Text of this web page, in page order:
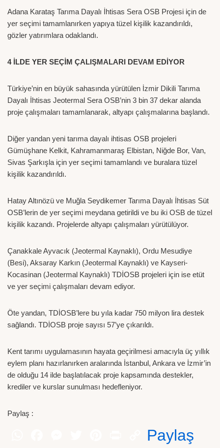
Adana Karataş Tarıma Dayalı İhtisas Sera OSB Projesi için de
yer seçimi tamamlanırken yapıya tüzel kişilik kazandırıldı,
gözler yatırımlara odaklandı.
4 İLDE YER SEÇİM ÇALIŞMALARI DEVAM EDİYOR
Türkiye’nin en büyük sahasında yürütülen İzmir Dikili Tarıma
Dayalı İhtisas Jeotermal Sera OSB’nin 3 bin 37 dekar alanda
proje çalışmaları tamamlanarak, altyapı çalışmalarına başlandı.
Diğer yandan yeni tarıma dayalı ihtisas OSB projeleri
Gümüşhane Kelkit, Kahramanmaraş Elbistan, Niğde Bor, Van,
Sivas Şarkışla için yer seçimi tamamlandı ve buralara tüzel
kişilik kazandırıldı.
Hatay Altınözü ve Muğla Seydikemer Tarıma Dayalı İhtisas Süt
OSB’lerin de yer seçimi meydana getirildi ve bu iki OSB de tüzel
kişilik kazandı. Projelerde altyapı çalışmaları yürütülüyor.
Çanakkale Ayvacık (Jeotermal Kaynaklı), Ordu Mesudiye
(Besi), Aksaray Karkın (Jeotermal Kaynaklı) ve Kayseri-
Kocasinan (Jeotermal Kaynaklı) TDİOSB projeleri için ise etüt
ve yer seçimi çalışmaları devam ediyor.
Öte yandan, TDİOSB’lere bu yıla kadar 750 milyon lira destek
sağlandı. TDİOSB proje sayısı 57’ye çıkarıldı.
Kent tarımı uygulamasının hayata geçirilmesi amacıyla üç yıllık
eylem planı hazırlanırken aralarında İstanbul, Ankara ve İzmir’in
de olduğu 14 ilde başlatılacak proje kapsamında destekler,
krediler ve kurslar sunulması hedefleniyor.
Paylaş :
Paylaş